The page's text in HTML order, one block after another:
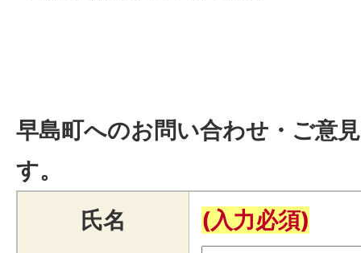
早島町へのお問い合わせ・ご意
す。
氏名
(入力必須)